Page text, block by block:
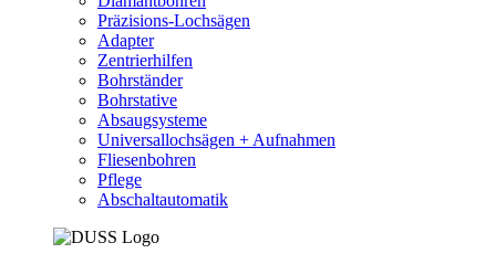
Präzisions-Lochsägen
Adapter
Zentrierhilfen
Bohrständer
Bohrstative
Absaugsysteme
Universallochsägen + Aufnahmen
Fliesenbohren
Pflege
Abschaltautomatik